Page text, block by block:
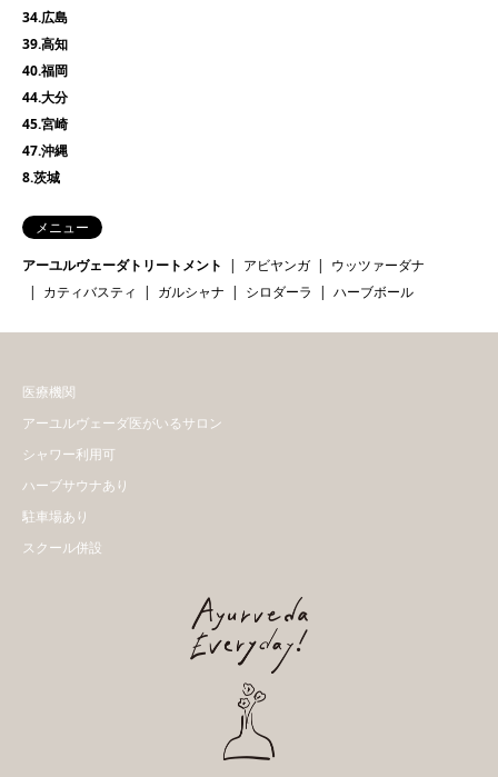
34.広島
39.高知
40.福岡
44.大分
45.宮崎
47.沖縄
8.茨城
メニュー
アーユルヴェーダトリートメント
アビヤンガ
ウッツァーダナ
カティバスティ
ガルシャナ シロダーラ ハーブボール
医療機関
アーユルヴェーダ医がいるサロン
シャワー利用可
ハーブサウナあり
駐車場あり
スクール併設